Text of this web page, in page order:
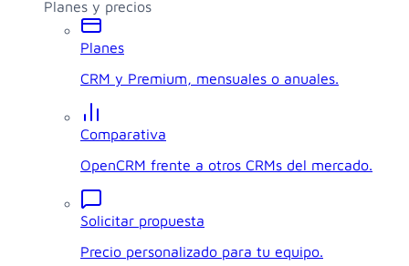
Planes y precios
Planes
CRM y Premium, mensuales o anuales.
Comparativa
OpenCRM frente a otros CRMs del mercado.
Solicitar propuesta
Precio personalizado para tu equipo.